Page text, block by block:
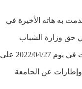
به هاته الأخيرة في
حق وزارة الشباب
وأكّدت الجامعة التونسية لكرة القدم بأن وزارة الشباب والرياضة قد أشرفت في يوم 2022/04/27 على
وإطارات عن الجامعة